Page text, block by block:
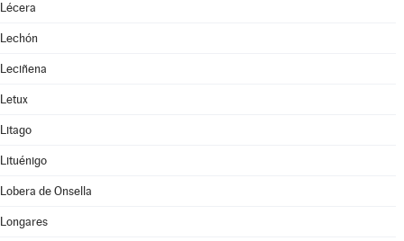
Lécera
Lechón
Leciñena
Letux
Litago
Lituénigo
Lobera de Onsella
Longares